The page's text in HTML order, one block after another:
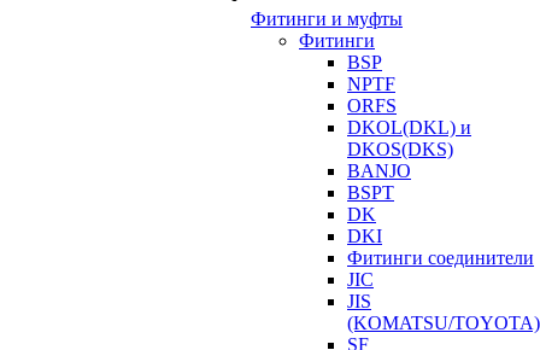
Фитинги и муфты
Фитинги
BSP
NPTF
ORFS
DKOL(DKL) и
DKOS(DKS)
BANJO
BSPT
DK
DKI
Фитинги соединители
JIC
JIS
(KOMATSU/TOYOTA)
SF